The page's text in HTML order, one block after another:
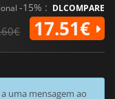
-15% : DLCOMPARE
17.51€
uma mensagem ao